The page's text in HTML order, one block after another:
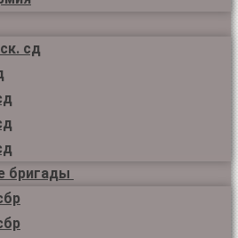
сд
бригады